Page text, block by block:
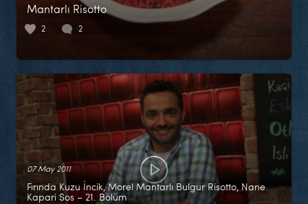
Mantarlı Risotto
2 2
07 May 2011
Fırında Kuzu İncik, Morel Mantarlı Bulgur Risotto, Nane
Kapari Sos – 21. Bölüm